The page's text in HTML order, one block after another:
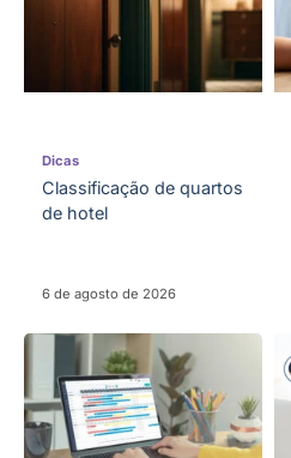
Dicas
Classificação de quartos
de hotel
6 de agosto de 2026